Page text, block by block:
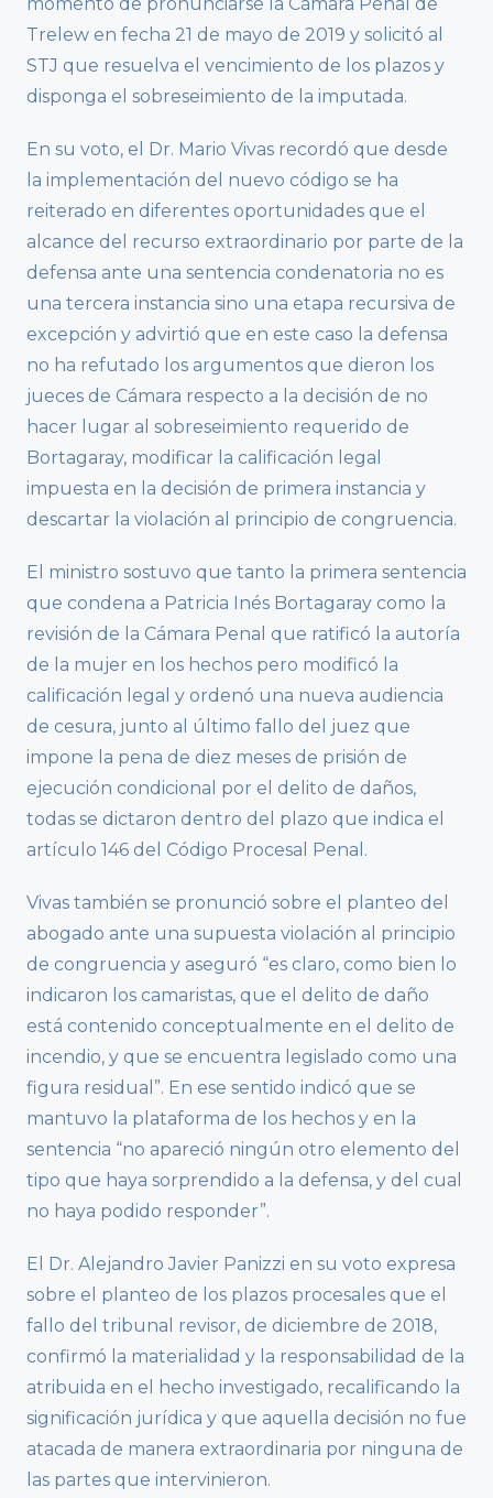
Trelew en fecha 21 de mayo de 2019 y solicitó al
STJ que resuelva el vencimiento de los plazos y
disponga el sobreseimiento de la imputada.
En su voto, el Dr. Mario Vivas recordó que desde
la implementación del nuevo código se ha
reiterado en diferentes oportunidades que el
alcance del recurso extraordinario por parte de la
defensa ante una sentencia condenatoria no es
una tercera instancia sino una etapa recursiva de
excepción y advirtió que en este caso la defensa
no ha refutado los argumentos que dieron los
jueces de Cámara respecto a la decisión de no
hacer lugar al sobreseimiento requerido de
Bortagaray, modificar la calificación legal
impuesta en la decisión de primera instancia y
descartar la violación al principio de congruencia.
El ministro sostuvo que tanto la primera sentencia
que condena a Patricia Inés Bortagaray como la
revisión de la Cámara Penal que ratificó la autoría
de la mujer en los hechos pero modificó la
calificación legal y ordenó una nueva audiencia
de cesura, junto al último fallo del juez que
impone la pena de diez meses de prisión de
ejecución condicional por el delito de daños,
todas se dictaron dentro del plazo que indica el
artículo 146 del Código Procesal Penal.
Vivas también se pronunció sobre el planteo del
abogado ante una supuesta violación al principio
de congruencia y aseguró “es claro, como bien lo
indicaron los camaristas, que el delito de daño
está contenido conceptualmente en el delito de
incendio, y que se encuentra legislado como una
figura residual”. En ese sentido indicó que se
mantuvo la plataforma de los hechos y en la
sentencia “no apareció ningún otro elemento del
tipo que haya sorprendido a la defensa, y del cual
no haya podido responder”.
El Dr. Alejandro Javier Panizzi en su voto expresa
sobre el planteo de los plazos procesales que el
fallo del tribunal revisor, de diciembre de 2018,
confirmó la materialidad y la responsabilidad de la
atribuida en el hecho investigado, recalificando la
significación jurídica y que aquella decisión no fue
atacada de manera extraordinaria por ninguna de
las partes que intervinieron.